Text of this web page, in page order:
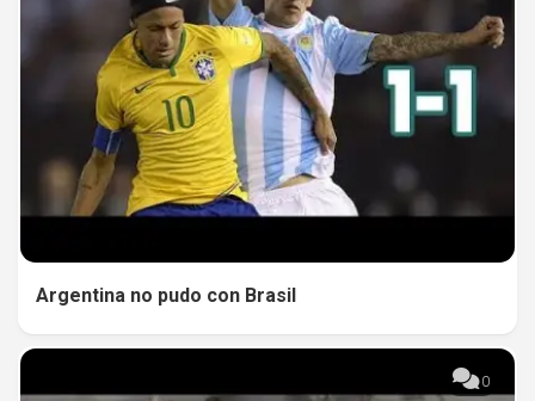
Argentina no pudo con Brasil
0